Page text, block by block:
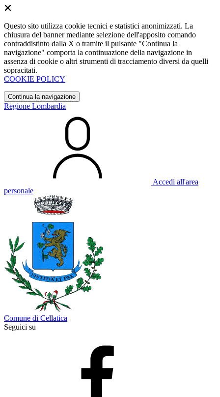
Questo sito utilizza cookie tecnici e statistici anonimizzati. La
chiusura del banner mediante selezione dell'apposito comando
contraddistinto dalla X o tramite il pulsante "Continua la
navigazione" comporta la continuazione della navigazione in
assenza di cookie o altri strumenti di tracciamento diversi da quelli
sopracitati.
COOKIE POLICY
Continua la navigazione
Regione Lombardia
Accedi all'area
personale
Comune di Cellatica
Seguici su